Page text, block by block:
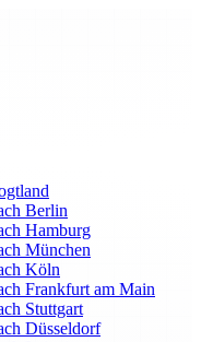
Berlin
Hamburg
München
Köln
Frankfurt am Main
Stuttgart
Düsseldorf